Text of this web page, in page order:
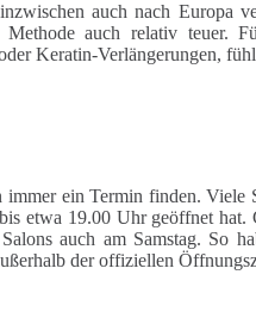
auch nach Europa
auch relativ teuer.
Keratin-Verlängerungen,
ein Termin finden.
etwa 19.00 Uhr geöffnet
auch am Samstag. So
der offiziellen